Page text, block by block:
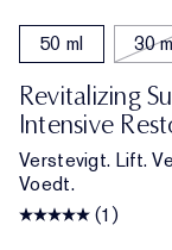
50 ml 30
Revitalizing
Intensive
Verstevigt. Lift.
Voedt.
(1)